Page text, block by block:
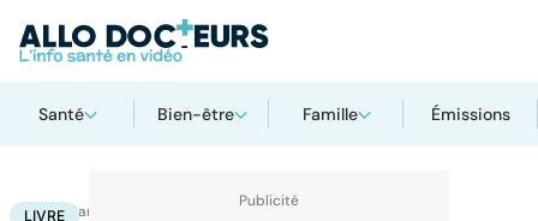
Santé Bien-être Famille Émissions
Accueil Santé
LIVRE